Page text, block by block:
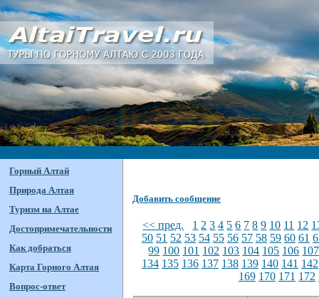
Горный Алтай
Природа Алтая
Туризм на Алтае
Достопримечательности
Как добраться
Карта Горного Алтая
Вопрос-ответ
Добавить сообщение
<< пред. 1 2 3 4 5 6 7 8 9 10 11 12
50 51 52 53 54 55 56 57 58 59 60 61
99 100 101 102 103 104 105 106 107
134 135 136 137 138 139 140 141 142
169 170 171 172